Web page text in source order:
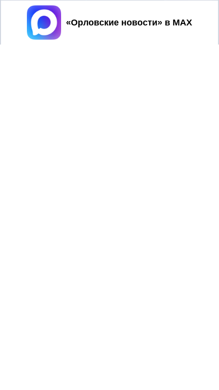
Принять